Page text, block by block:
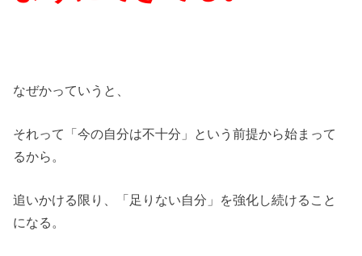
なぜかっていうと、
それって「今の自分は不十分」という前提から始まって
るから。
追いかける限り、「足りない自分」を強化し続けること
になる。